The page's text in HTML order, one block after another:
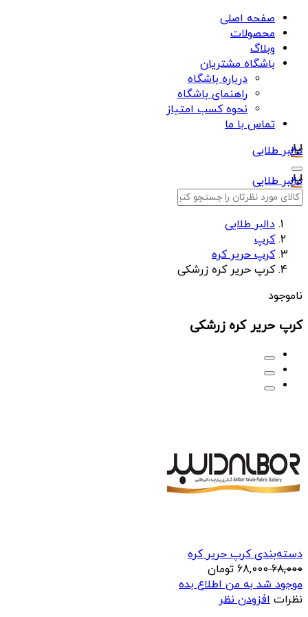
صفحه اصلی
محصولات
وبلاگ
باشگاه مشتریان
درباره باشگاه
راهنمای باشگاه
نحوه کسب امتیاز
تماس با ما
دالبر طلایی
دالبر طلایی
دالبر طلایی
کرپ
کرپ حریر کره
کرپ حریر کره زرشکی
ناموجود
کرپ حریر کره زرشکی
دسته‌بندی کرپ حریر کره
68,000
68,000 تومان
موجود شد به من اطلاع بده
نظرات افزودن نظر